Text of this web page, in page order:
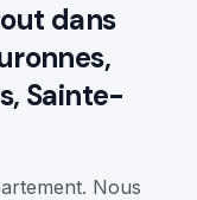
dans
Sainte-
Nous